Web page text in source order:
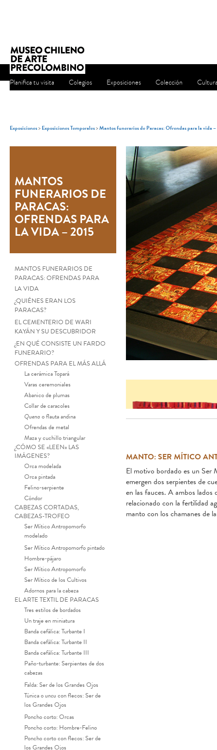
Planifica tu visita Colegios Exposiciones Colección
Exposiciones>Exposiciones Temporales>Mantos funerarios de Paracas: Ofrendas para la vida
MANTOS
FUNERARIOS DE
PARACAS:
OFRENDAS PARA
LA VIDA – 2015
MANTOS FUNERARIOS DE
PARACAS: OFRENDAS PARA
LA VIDA
¿QUIÉNES ERAN LOS
PARACAS?
EL CEMENTERIO DE WARI
KAYÁN Y SU DESCUBRIDOR
¿EN QUÉ CONSISTE UN FARDO
FUNERARIO?
OFRENDAS PARA EL MÁS ALLÁ
La cerámica Topará
Varas ceremoniales
Abanico de plumas
Collar de caracoles
Quena o flauta andina
Ofrendas de metal
Maza y cuchillo triangular
¿CÓMO SE «LEEN» LAS
IMÁGENES?
Orca modelada
Orca pintada
Felino-serpiente
Cóndor
CABEZAS CORTADAS,
CABEZAS-TROFEO
Ser Mítico Antropomorfo
modelado
Ser Mítico Antropomorfo pintado
Hombre-pájaro
Ser Mítico Antropomorfo
Ser Mítico de los Cultivos
Adornos para la cabeza
EL ARTE TEXTIL DE PARACAS
Tres estilos de bordados
Un traje en miniatura
Banda cefálica: Turbante I
Banda cefálica: Turbante II
Banda cefálica: Turbante III
Paño-turbante: Serpientes de dos
cabezas
Falda: Ser de los Grandes Ojos
Túnica ouncu con flecos: Ser de
los Grandes Ojos
Poncho corto: Orcas
Poncho corto: Hombre-Felino
Poncho corto con flecos: Ser de
MANTO: SER MÍTICO
El motivo bordado es un Ser
emergen dos serpientes de
en las fauces. A ambos
relacionado con la fertilidad
manto con los chamanes de